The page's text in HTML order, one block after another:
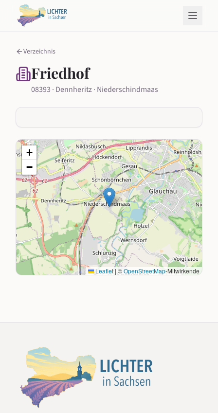
Verzeichnis
Friedhof
08393 · Dennheritz · Niederschindmaas
+
−
Leaflet | ©OpenStreetMap-Mitwirkende